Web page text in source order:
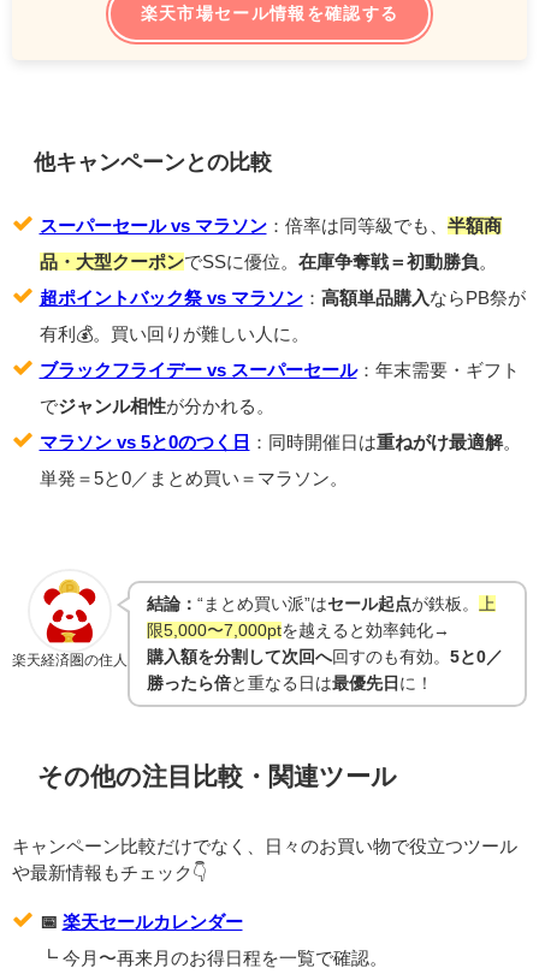
楽天市場セール情報を確認する
他キャンペーンとの比較
スーパーセール vs マラソン：倍率は同等級でも、 半額商
品・大型クーポンでSSに優位。 在庫争奪戦＝初動勝負 。
超ポイントバック祭 vs マラソン： 高額単品購入 ならPB祭が
有利💰。買い回りが難しい人に。
ブラックフライデー vs スーパーセール：年末需要・ギフト
でジャンル相性が分かれる。
マラソン vs 5と0のつく日 ：同時開催日は重ねがけ最適解。
単発＝5と0／まとめ買い＝マラソン。
楽天経済圏の住人
結論： “まとめ買い派”はセール起点が鉄板。
上
限5,000〜7,000ptを越えると効率鈍化→
購入額を分割して次回へ回すのも有効。 5と0／
勝ったら倍と重なる日は最優先日 に！
その他の注目比較・関連ツール
キャンペーン比較だけでなく、日々のお買い物で役立つツール
や最新情報もチェック👇
📅 楽天セールカレンダー
┗ 今月〜再来月のお得日程を一覧で確認。